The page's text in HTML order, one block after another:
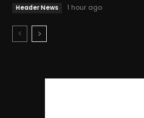
Header News 1 hour ago